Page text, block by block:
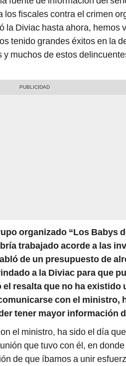
los fiscales contra el crimen
la Diviac hasta ahora, hemos
tenido grandes éxitos en la
muchos de estos
organizado “Los Babys
trabajado acorde a las
de un presupuesto de
a la Diviac para que
resalta que no ha existido
con el ministro,
tener mayor información
el ministro, ha sido el día
que tuvo con él, en
de que íbamos a unir